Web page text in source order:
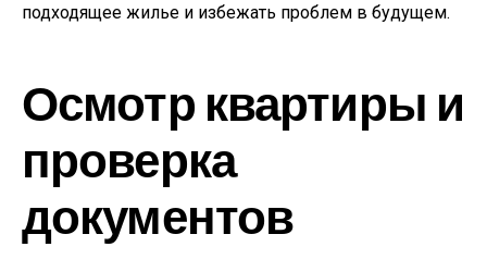
подходящее жилье и избежать проблем в будущем.
Осмотр квартиры и
проверка
документов